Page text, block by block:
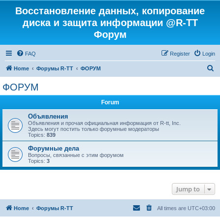
Восстановление данных, копирование
диска и защита информации @R-TT
Форум
FAQ Login
Register
Home Форумы R-TT ФОРУМ
ФОРУМ
Forum
Объявления
Объявления и прочая официальная информация от R-tt, Inc.
Здесь могут постить только форумные модераторы
Topics: 839
Форумные дела
Вопросы, связанные с этим форумом
Topics: 3
Jump to
Home Форумы R-TT All times are UTC+03:00